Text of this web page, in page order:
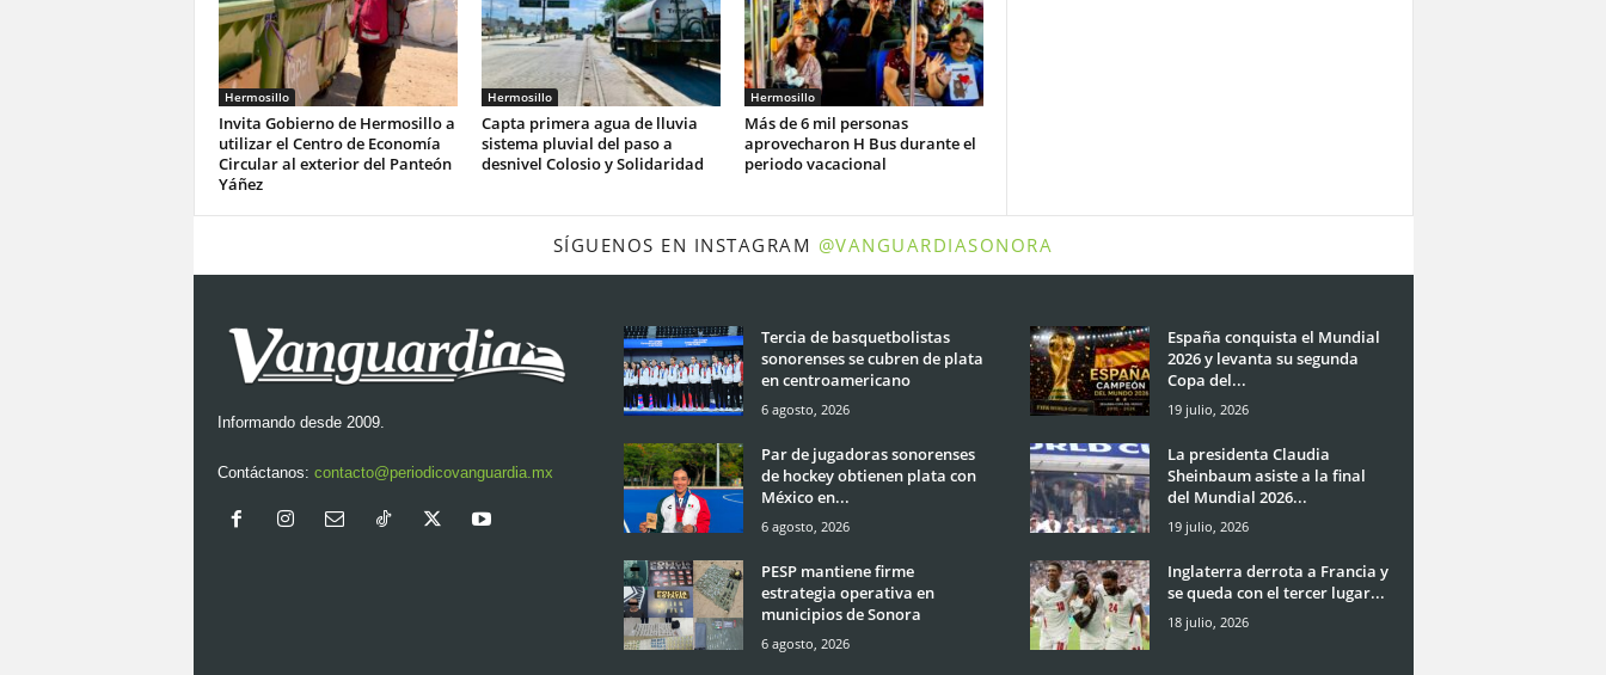
Hermosillo
Invita Gobierno de Hermosillo a
utilizar el Centro de Economía
Circular al exterior del Panteón
Yáñez
Hermosillo
Capta primera agua de lluvia
sistema pluvial del paso a
desnivel Colosio y Solidaridad
Hermosillo
Más de 6 mil personas
aprovecharon H Bus durante el
periodo vacacional
SÍGUENOS EN INSTAGRAM @VANGUARDIASONORA
Informando desde 2009.
Contáctanos: contacto@periodicovanguardia.mx
Tercia de basquetbolistas
sonorenses se cubren de plata
en centroamericano
6 agosto, 2026
Par de jugadoras sonorenses
de hockey obtienen plata con
México en...
6 agosto, 2026
PESP mantiene firme
estrategia operativa en
municipios de Sonora
6 agosto, 2026
España conquista el Mundial
2026 y levanta su segunda
Copa del...
19 julio, 2026
La presidenta Claudia
Sheinbaum asiste a la final
del Mundial 2026...
19 julio, 2026
Inglaterra derrota a Francia y
se queda con el tercer lugar...
18 julio, 2026